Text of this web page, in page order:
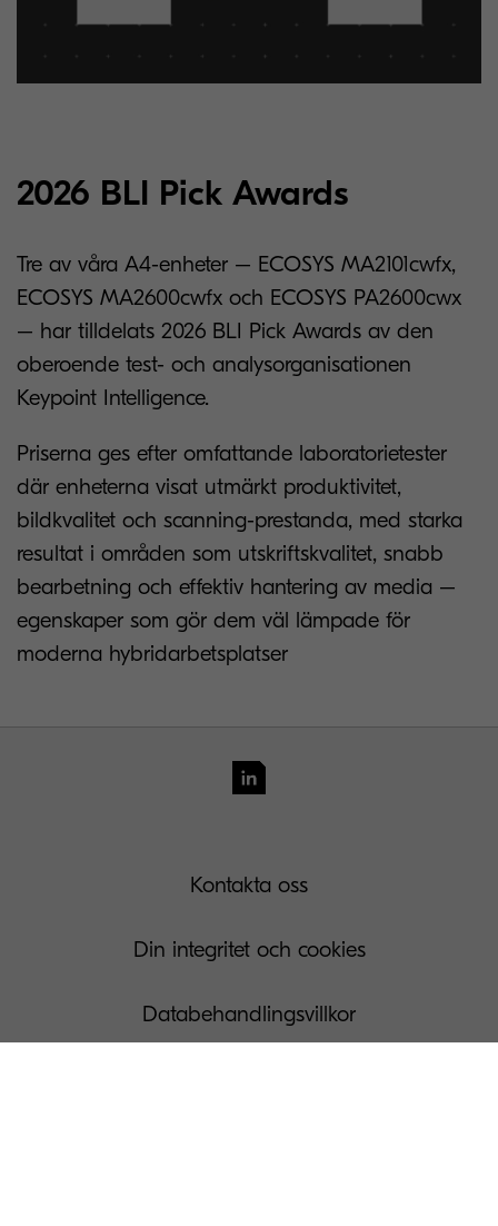
2026 BLI Pick Awards
Tre av våra A4-enheter – ECOSYS MA2101cwfx,
ECOSYS MA2600cwfx och ECOSYS PA2600cwx
– har tilldelats 2026 BLI Pick Awards av den
oberoende test- och analysorganisationen
Keypoint Intelligence.
Priserna ges efter omfattande laboratorietester
där enheterna visat utmärkt produktivitet,
bildkvalitet och scanning-prestanda, med starka
resultat i områden som utskriftskvalitet, snabb
bearbetning och effektiv hantering av media –
egenskaper som gör dem väl lämpade för
moderna hybridarbetsplatser
Kontakta oss
Din integritet och cookies
Databehandlingsvillkor